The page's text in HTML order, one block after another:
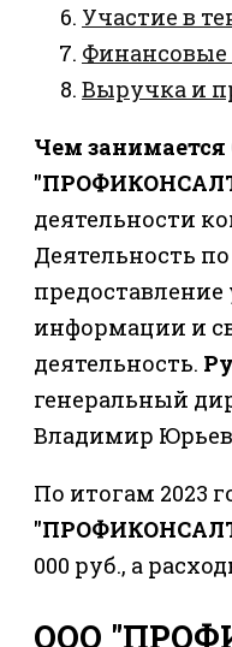
Участие в
Финансовые
Выручка и
Чем
деятельности
Деятельность
информации и
деятельность.
генеральный
Владимир
По итогам 2023
000 руб., а
ООО